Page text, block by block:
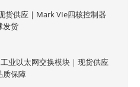
货供应｜Mark VIe四核控制器
发货
工业以太网交换模块｜现货供应
质保障